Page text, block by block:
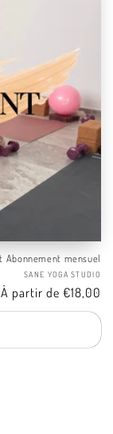
Abonnement mensuel
SANE YOGA STUDIO
Tarif
À partir de €18,00